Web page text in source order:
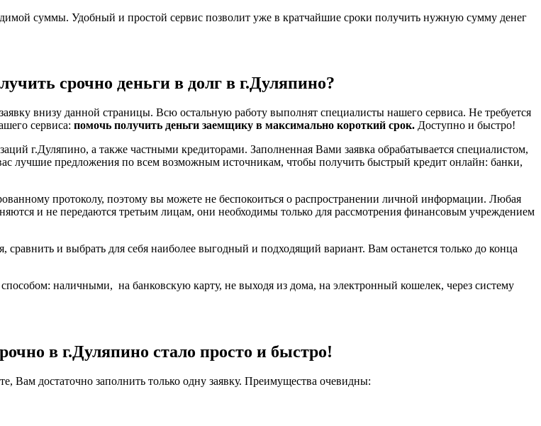
суммы. Удобный и простой сервис позволит уже в кратчайшие сроки получить нужную сумму денег
срочно деньги в долг в г.Дуляпино?
внизу данной страницы. Всю остальную работу выполнят специалисты нашего сервиса. Не требуется
сервиса: помочь получить деньги заемщику в максимально короткий срок. Доступно и быстро!
г.Дуляпино, а также частными кредиторами. Заполненная Вами заявка обрабатывается специалистом,
лучшие предложения по всем возможным источникам, чтобы получить быстрый кредит онлайн: банки,
протоколу, поэтому вы можете не беспокоиться о распространении личной информации. Любая
и не передаются третьим лицам, они необходимы только для рассмотрения финансовым учреждением
и выбрать для себя наиболее выгодный и подходящий вариант. Вам останется только до конца
наличными, на банковскую карту, не выходя из дома, на электронный кошелек, через систему
в г.Дуляпино стало просто и быстро!
достаточно заполнить только одну заявку. Преимущества очевидны: